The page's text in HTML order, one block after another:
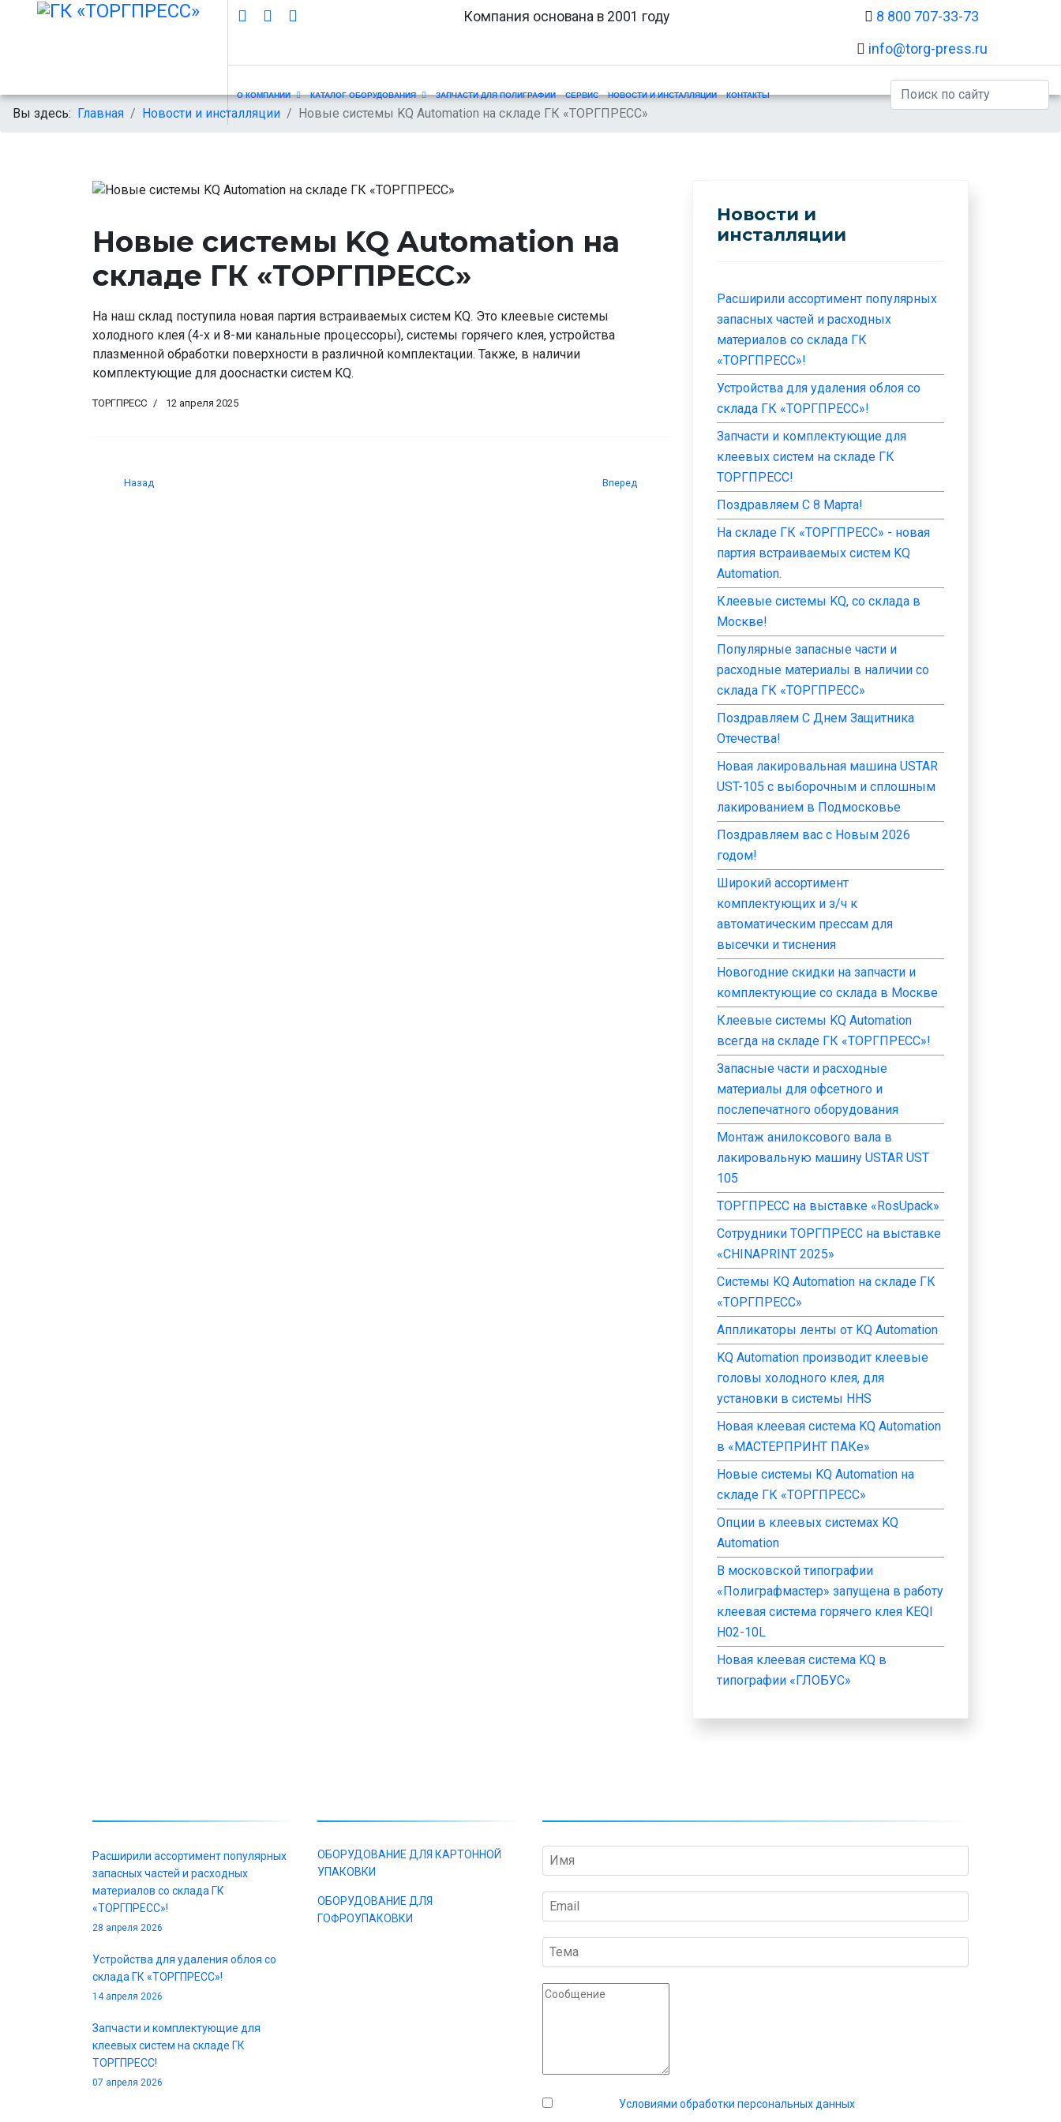
Компания основана в 2001 году
8 800 707-33-73
info@torg-press.ru
Искать...
О КОМПАНИИ КАТАЛОГ ОБОРУДОВАНИЯ ЗАПЧАСТИ ДЛЯ ПОЛИГРАФИИ СЕРВИС НОВОСТИ И ИНСТАЛЛЯЦИИ КОНТАКТЫ
Вы здесь: Главная Новости и инсталляции Новые системы KQ Automation на складе ГК «ТОРГПРЕСС»
Новые системы KQ Automation на
складе ГК «ТОРГПРЕСС»
На наш склад поступила новая партия встраиваемых систем KQ. Это клеевые системы
холодного клея (4-х и 8-ми канальные процессоры), системы горячего клея, устройства
плазменной обработки поверхности в различной комплектации. Также, в наличии
комплектующие для дооснастки систем KQ.
ТОРГПРЕСС 12 апреля 2025
Назад Вперед
Новости и
инсталляции
Расширили ассортимент популярных
запасных частей и расходных
материалов со склада ГК
«ТОРГПРЕСС»!
Устройства для удаления облоя со
склада ГК «ТОРГПРЕСС»!
Запчасти и комплектующие для
клеевых систем на складе ГК
ТОРГПРЕСС!
Поздравляем С 8 Марта!
На складе ГК «ТОРГПРЕСС» - новая
партия встраиваемых систем KQ
Automation.
Клеевые системы KQ, со склада в
Москве!
Популярные запасные части и
расходные материалы в наличии со
склада ГК «ТОРГПРЕСС»
Поздравляем С Днем Защитника
Отечества!
Новая лакировальная машина USTAR
UST-105 с выборочным и сплошным
лакированием в Подмосковье
Поздравляем вас с Новым 2026
годом!
Широкий ассортимент
комплектующих и з/ч к
автоматическим прессам для
высечки и тиснения
Новогодние скидки на запчасти и
комплектующие со склада в Москве
Клеевые системы KQ Automation
всегда на складе ГК «ТОРГПРЕСС»!
Запасные части и расходные
материалы для офсетного и
послепечатного оборудования
Монтаж анилоксового вала в
лакировальную машину USTAR UST
105
ТОРГПРЕСС на выставке «RosUpack»
Сотрудники ТОРГПРЕСС на выставке
«CHINAPRINT 2025»
Системы KQ Automation на складе ГК
«ТОРГПРЕСС»
Аппликаторы ленты от KQ Automation
KQ Automation производит клеевые
головы холодного клея, для
установки в системы HHS
Новая клеевая система KQ Automation
в «МАСТЕРПРИНТ ПАКе»
Новые системы KQ Automation на
складе ГК «ТОРГПРЕСС»
Опции в клеевых системах KQ
Automation
В московской типографии
«Полиграфмастер» запущена в работу
клеевая система горячего клея KEQI
H02-10L
Новая клеевая система KQ в
типографии «ГЛОБУС»
Расширили ассортимент популярных
запасных частей и расходных
материалов со склада ГК
«ТОРГПРЕСС»!
28 апреля 2026
Устройства для удаления облоя со
склада ГК «ТОРГПРЕСС»!
14 апреля 2026
Запчасти и комплектующие для
клеевых систем на складе ГК
ТОРГПРЕСС!
07 апреля 2026
ОБОРУДОВАНИЕ ДЛЯ КАРТОННОЙ
УПАКОВКИ
ОБОРУДОВАНИЕ ДЛЯ
ГОФРОУПАКОВКИ
Условиями обработки персональных данных